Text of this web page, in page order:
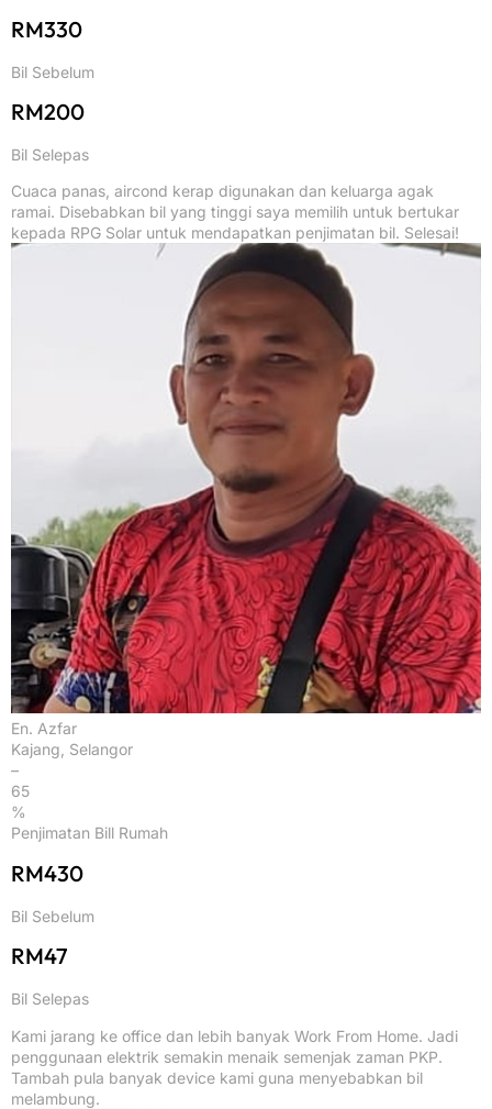
RM330
Bil Sebelum
RM200
Bil Selepas
Cuaca panas, aircond kerap digunakan dan keluarga agak
ramai. Disebabkan bil yang tinggi saya memilih untuk bertukar
kepada RPG Solar untuk mendapatkan penjimatan bil. Selesai!
En. Azfar
Kajang, Selangor
–
65
%
Penjimatan Bill Rumah
RM430
Bil Sebelum
RM47
Bil Selepas
Kami jarang ke office dan lebih banyak Work From Home. Jadi
penggunaan elektrik semakin menaik semenjak zaman PKP.
Tambah pula banyak device kami guna menyebabkan bil
melambung.